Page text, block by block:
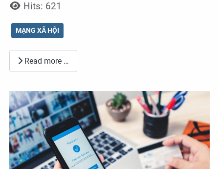
Hits: 621
MẠNG XÃ HỘI
Read more …